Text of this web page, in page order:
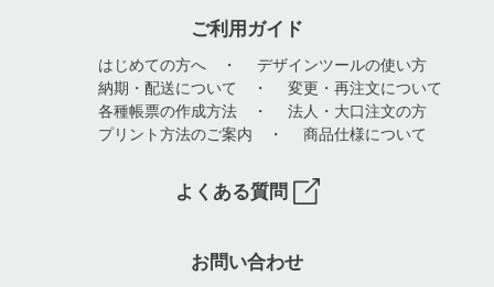
ご利用ガイド
はじめての方へ ・ デザインツールの使い方
納期・配送について
・ 変更・再注文について
各種帳票の作成方法 ・ 法人・大口注文の方
プリント方法のご案内 ・ 商品仕様について
よくある質問
お問い合わせ